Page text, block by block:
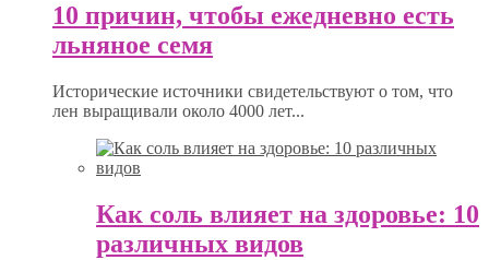
10 причин, чтобы ежедневно есть
льняное семя
Исторические источники свидетельствуют о том, что
лен выращивали около 4000 лет...
Как соль влияет на здоровье: 10
различных видов